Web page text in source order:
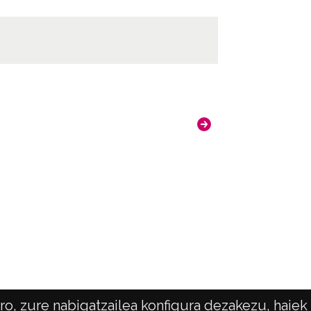
zure nabigatzailea konfigura dezakezu, haiek